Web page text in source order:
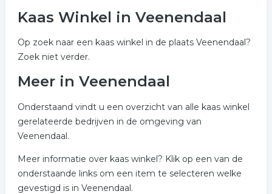
Kaas Winkel in Veenendaal
Op zoek naar een kaas winkel in de plaats Veenendaal?
Zoek niet verder.
Meer in Veenendaal
Onderstaand vindt u een overzicht van alle kaas winkel
gerelateerde bedrijven in de omgeving van
Veenendaal.
Meer informatie over kaas winkel? Klik op een van de
onderstaande links om een item te selecteren welke
gevestigd is in Veenendaal.